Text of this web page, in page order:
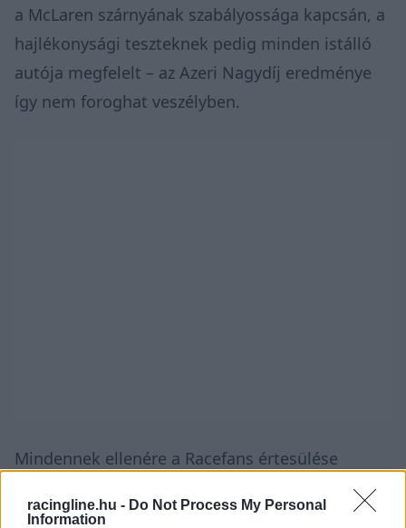
racingline.hu - Do Not Process My Personal
Information
a McLaren szárnyának szabályossága kapcsán, a
hajlékonysági teszteknek pedig minden istálló
autója megfelelt – az Azeri Nagydíj eredménye
így nem foroghat veszélyben.
Mindennek ellenére a Racefans értesülése
egyeztetésbe az FIA-val, hogy az irányító testület